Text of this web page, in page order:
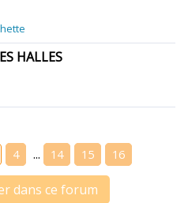
HALLES
4 ... 14 15 16
dans ce forum